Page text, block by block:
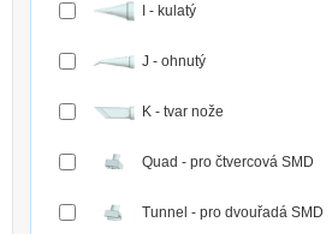
I - kulatý
J - ohnutý
K - tvar nože
Quad - pro čtvercová SMD
Tunnel - pro dvouřadá SMD